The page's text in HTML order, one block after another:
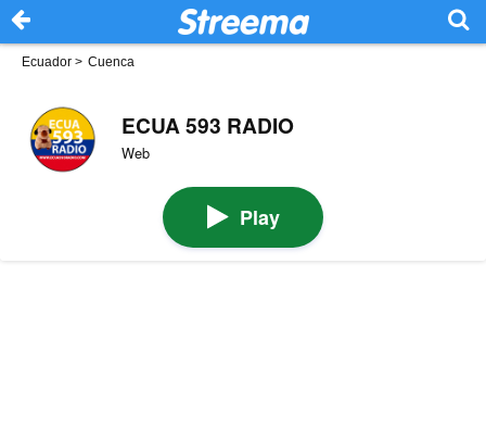
Ecuador > Cuenca
ECUA 593 RADIO
Web
Play